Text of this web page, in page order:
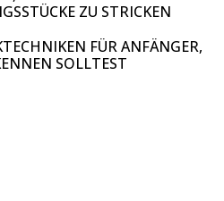
ZU STRICKEN
FÜR ANFÄNGER,
SOLLTEST